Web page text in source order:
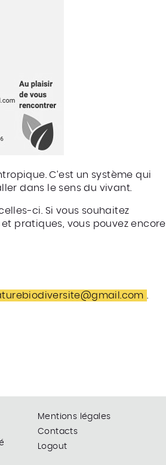
C’est un système qui
dans le sens du vivant.
ci. Si vous souhaitez
pratiques, vous pouvez encore
Mentions légales
Contacts
Logout